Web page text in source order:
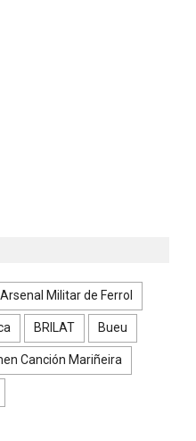
Arsenal Militar de Ferrol
BRILAT Bueu
Canción Mariñeira